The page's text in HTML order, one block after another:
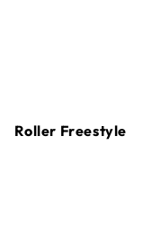
Roller Freestyle